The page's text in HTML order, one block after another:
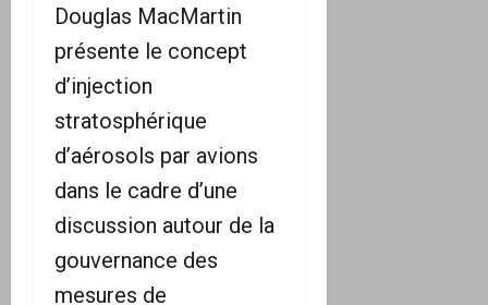
Douglas MacMartin
présente le concept
d’injection
stratosphérique
d’aérosols par avions
dans le cadre d’une
discussion autour de la
gouvernance des
mesures de